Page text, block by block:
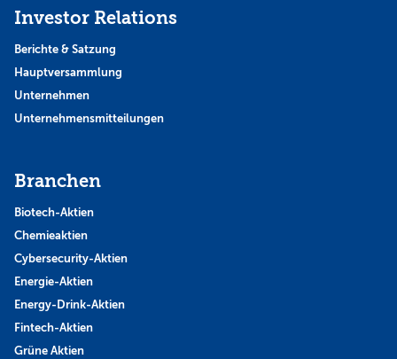
Investor Relations
Berichte & Satzung
Hauptversammlung
Unternehmen
Unternehmensmitteilungen
Branchen
Biotech-Aktien
Chemieaktien
Cybersecurity-Aktien
Energie-Aktien
Energy-Drink-Aktien
Fintech-Aktien
Grüne Aktien